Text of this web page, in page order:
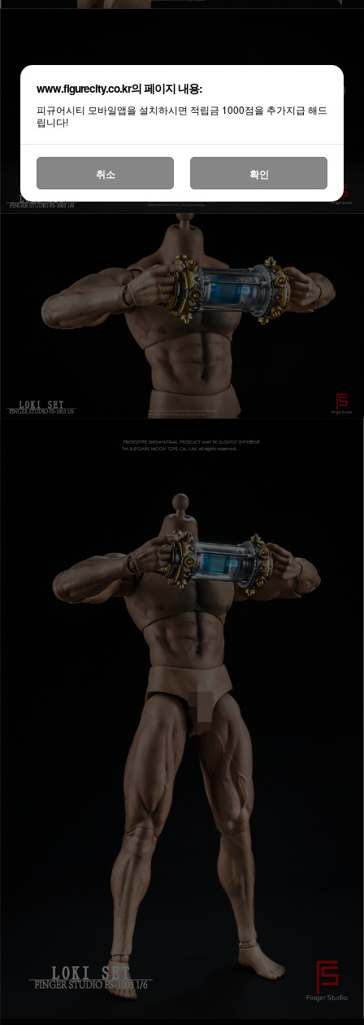
www.figurecity.co.kr의 페이지 내용:
피규어시티 모바일앱을 설치하시면 적립금 1000점을 추가지급 해드
립니다!
취소 확인